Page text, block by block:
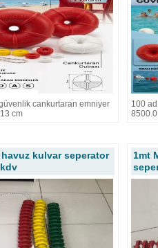
cankurtaran emniyer
cm
100
havuz kulvar seperator
1mt